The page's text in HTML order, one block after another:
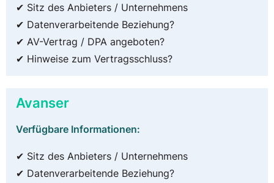
✔ Sitz des Anbieters / Unternehmens
✔ Datenverarbeitende Beziehung?
✔ AV-Vertrag / DPA angeboten?
✔ Hinweise zum Vertragsschluss?
Avanser
Verfügbare Informationen:
✔ Sitz des Anbieters / Unternehmens
✔ Datenverarbeitende Beziehung?